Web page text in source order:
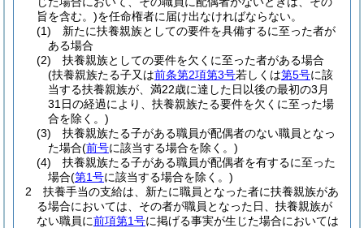
旨を含む。)を任命権者に届け出なければならない。
(1)
新たに扶養親族としての要件を具備するに至った者が
ある場合
(2)
扶養親族としての要件を欠くに至った者がある場合
(扶養親族たる子又は前条第2項第3号若しくは第5号に該
当する扶養親族が、満22歳に達した日以後の最初の3月
31日の経過により、扶養親族たる要件を欠くに至った場
合を除く。)
(3)
扶養親族たる子がある職員が配偶者のない職員となっ
た場合(前号に該当する場合を除く。)
(4)
扶養親族たる子がある職員が配偶者を有するに至った
場合(第1号に該当する場合を除く。)
2
扶養手当の支給は、新たに職員となった者に扶養親族があ
る場合においては、その者が職員となった日、扶養親族が
ない職員に前項第1号に掲げる事実が生じた場合においては